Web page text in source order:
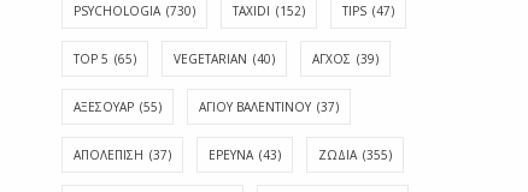
PSYCHOLOGIA (730) TAXIDI (152) TIPS (47)
TOP 5 (65) VEGETARIAN (40) ΑΓΧΟΣ (39)
ΑΞΕΣΟΥΑΡ (55) ΑΓΊΟΥ ΒΑΛΕΝΤΊΝΟΥ (37)
ΑΠΟΛΈΠΙΣΗ (37) ΕΡΕΥΝΑ (43) ΖΩΔΙΑ (355)